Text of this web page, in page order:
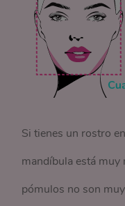
Si tienes un rostro
mandíbula está muy
pómulos no son